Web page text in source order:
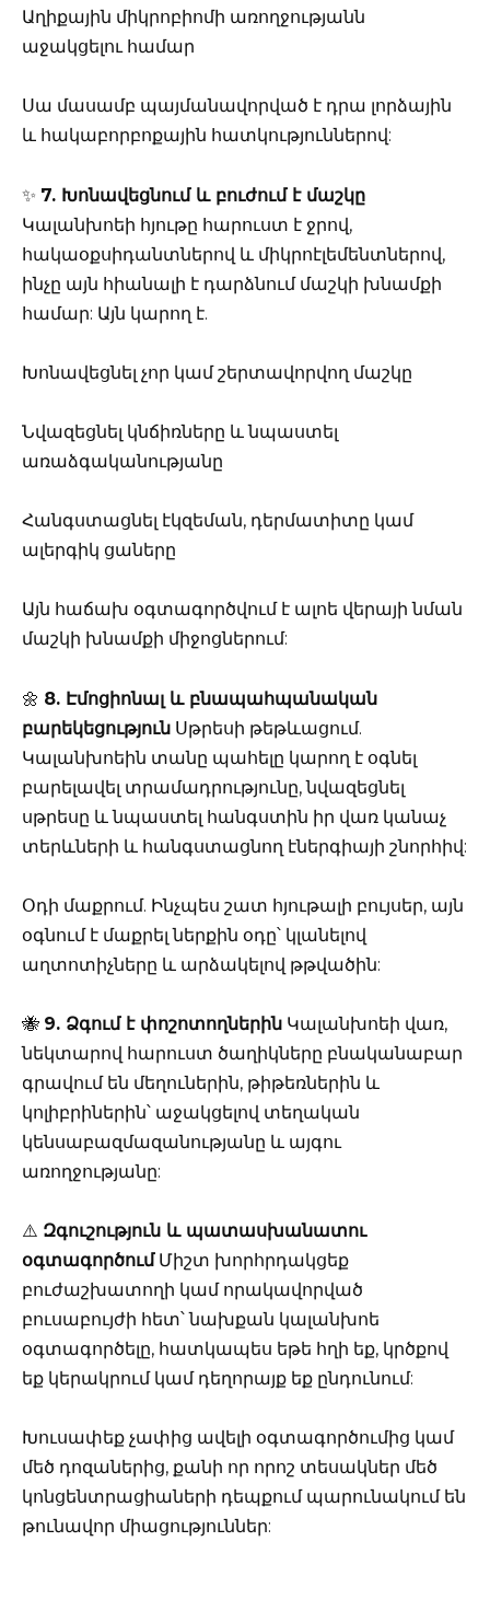
Աղիքային միկրոբիոմի առողջությանն
աջակցելու համար
Սա մասամբ պայմանավորված է դրա լորձային
և հակաբորբոքային հատկություններով:
✨ 7. Խոնավեցնում և բուժում է մաշկը
Կալանխոեի հյութը հարուստ է ջրով,
հակաօքսիդանտներով և միկրոէլեմենտներով,
ինչը այն հիանալի է դարձնում մաշկի խնամքի
համար: Այն կարող է.
Խոնավեցնել չոր կամ շերտավորվող մաշկը
Նվազեցնել կնճիռները և նպաստել
առաձգականությանը
Հանգստացնել էկզեման, դերմատիտը կամ
ալերգիկ ցաները
Այն հաճախ օգտագործվում է ալոե վերայի նման
մաշկի խնամքի միջոցներում:
🌼 8. Էմոցիոնալ և բնապահպանական
բարեկեցություն Սթրեսի թեթևացում.
Կալանխոեին տանը պահելը կարող է օգնել
բարելավել տրամադրությունը, նվազեցնել
սթրեսը և նպաստել հանգստին իր վառ կանաչ
տերևների և հանգստացնող էներգիայի շնորհիվ:
Օդի մաքրում. Ինչպես շատ հյութալի բույսեր, այն
օգնում է մաքրել ներքին օդը՝ կլանելով
աղտոտիչները և արձակելով թթվածին:
🐝 9. Ձգում է փոշոտողներին Կալանխոեի վառ,
նեկտարով հարուստ ծաղիկները բնականաբար
գրավում են մեղուներին, թիթեռներին և
կոլիբրիներին՝ աջակցելով տեղական
կենսաբազմազանությանը և այգու
առողջությանը:
⚠️ Զգուշություն և պատասխանատու
օգտագործումՄիշտ խորհրդակցեք
բուժաշխատողի կամ որակավորված
բուսաբույժի հետ՝ նախքան կալանխոե
օգտագործելը, հատկապես եթե հղի եք, կրծքով
եք կերակրում կամ դեղորայք եք ընդունում:
Խուսափեք չափից ավելի օգտագործումից կամ
մեծ դոզաներից, քանի որ որոշ տեսակներ մեծ
կոնցենտրացիաների դեպքում պարունակում են
թունավոր միացություններ: